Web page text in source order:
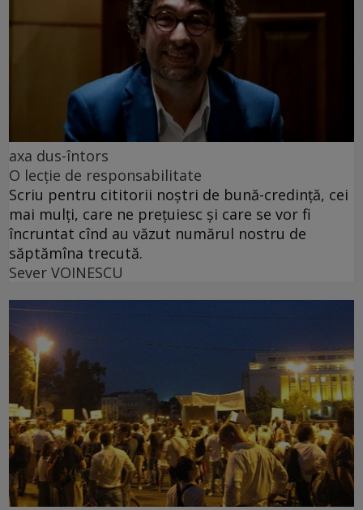
axa dus-întors
O lecție de responsabilitate
Scriu pentru cititorii noștri de bună-credință, cei
mai mulți, care ne prețuiesc și care se vor fi
încruntat cînd au văzut numărul nostru de
săptămîna trecută.
Sever VOINESCU